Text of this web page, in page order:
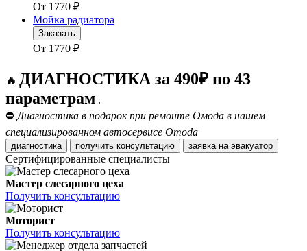
От 1770 ₽
Мойка радиатора
Заказать
От 1770 ₽
🔥 ДИАГНОСТИКА за 490₽ по 43
параметрам .
⛔ Диагностика в подарок при ремонте Омода в нашем
специализированном автосервисе Omoda
диагностика получить консультацию заявка на эвакуатор
Сертифицированные специалисты
Мастер слесарного цеха
Получить консультацию
Моторист
Получить консультацию